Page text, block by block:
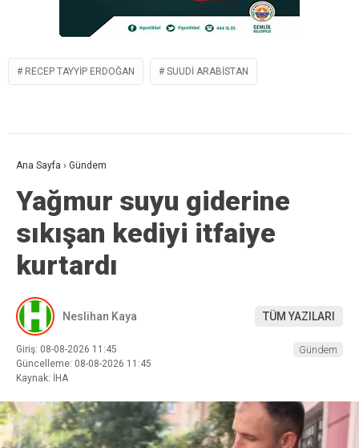
RECEP TAYYIP ERDOĞAN SUUDI ARABISTAN
Ana Sayfa › Gündem
Yağmur suyu giderine
sıkışan kediyi itfaiye
kurtardı
Neslihan Kaya TÜM YAZILARI
Giriş: 08-08-2026 11:45
Güncelleme: 08-08-2026 11:45
Kaynak: İHA
Gündem